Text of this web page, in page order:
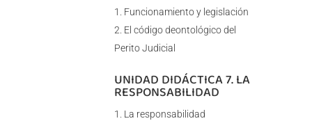
Funcionamiento y legislación
El código deontológico del
Perito Judicial
UNIDAD DIDÁCTICA 7. LA
RESPONSABILIDAD
La responsabilidad